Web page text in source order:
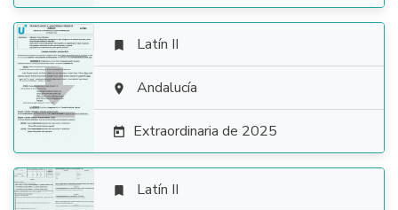

 Latín II
 Andalucía
 Extraordinaria de 2025
 Latín II